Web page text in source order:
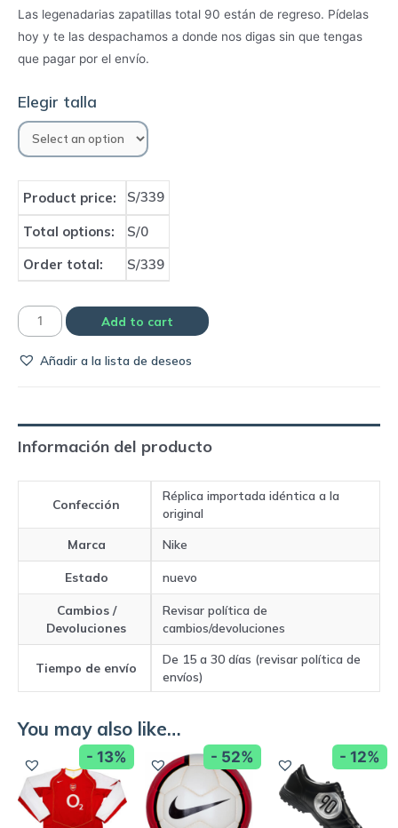
Las legenadarias zapatillas total 90 están de regreso. Pídelas
hoy y te las despachamos a donde nos digas sin que tengas
que pagar por el envío.
Elegir talla
Product price: S/339
Total options:
S/0
Order total:
S/339
Zapatillas
TOTAL
y
blanco
Add to cart
Añadir a la lista de deseos
Información del producto
Confección
Réplica importada idéntica a la
original
Marca Nike
Estado nuevo
Cambios /
Devoluciones
Revisar política de
cambios/devoluciones
Tiempo de envío
De 15 a 30 días (revisar política de
envíos)
You may also like…
- 13% - 52% - 12%